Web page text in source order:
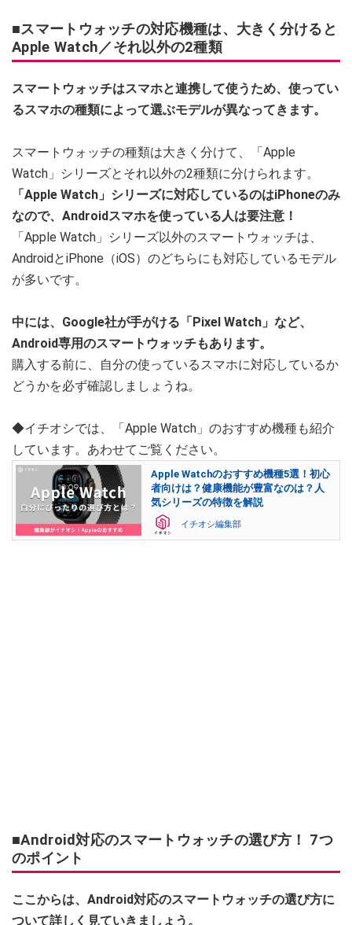
■スマートウォッチの対応機種は、大きく分けると
Apple Watch／それ以外の2種類
スマートウォッチはスマホと連携して使うため、使ってい
るスマホの種類によって選ぶモデルが異なってきます。
スマートウォッチの種類は大きく分けて、「Apple
Watch」シリーズとそれ以外の2種類に分けられます。
「Apple Watch」シリーズに対応しているのはiPhoneのみ
なので、Androidスマホを使っている人は要注意！
「Apple Watch」シリーズ以外のスマートウォッチは、
AndroidとiPhone（iOS）のどちらにも対応しているモデル
が多いです。
中には、Google社が手がける「Pixel Watch」など、
Android専用のスマートウォッチもあります。
購入する前に、自分の使っているスマホに対応しているか
どうかを必ず確認しましょうね。
◆イチオシでは、「Apple Watch」のおすすめ機種も紹介
しています。あわせてご覧ください。
Apple Watchのおすすめ機種5選！初心
者向けは？健康機能が豊富なのは？人
気シリーズの特徴を解説
イチオシ編集部
■Android対応のスマートウォッチの選び方！ 7つ
のポイント
ここからは、Android対応のスマートウォッチの選び方に
ついて詳しく見ていきましょう。